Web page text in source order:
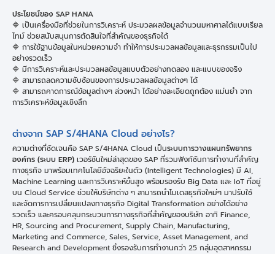
ประโยชน์ของ SAP HANA
🔷 เป็นเครื่องมือที่ช่วยในการวิเคราะห์ ประมวลผลข้อมูลจำนวนมหาศาลได้แบบเรียล
ไทม์ ช่วยสนับสนุนการตัดสินใจที่สำคัญของธุรกิจได้
🔷 การใช้ฐานข้อมูลในหน่วยความจำ ทำให้การประมวลผลข้อมูลและธุรกรรมเป็นไป
อย่างรวดเร็ว
🔷 มีการวิเคราะห์และประมวลผลข้อมูลแบบตัวอย่างทดลอง และแบบของจริง
🔷 สามารถลดความซับซ้อนของการประมวลผลข้อมูลต่างๆ ได้
🔷 สามารถคาดการณ์ข้อมูลต่างๆ ล่วงหน้า ได้อย่างละเอียดถูกต้อง แม่นยำ จาก
การวิเคราะห์ข้อมูลเชิงลึก
ต่างจาก SAP S/4HANA Cloud อย่างไร?
ความต่างที่ชัดเจนคือ SAP S/4HANA Cloud เป็นระบบการวางแผนทรัพยากร
องค์กร (ระบบ ERP) เวอร์ชันใหม่ล่าสุดของ SAP ที่รวมฟังก์ชันการทำงานที่สำคัญ
ทางธุรกิจ มาพร้อมเทคโนโลยีอัจฉริยะในตัว (Intelligent Technologies) มี AI,
Machine Learning และการวิเคราะห์ขั้นสูง พร้อมรองรับ Big Data และ IoT ที่อยู่
บน Cloud Service ช่วยให้บริษัทต่าง ๆ สามารถนำโมเดลธุรกิจใหม่ๆ มาปรับใช้
และจัดการการเปลี่ยนแปลงทางธุรกิจ Digital Transformation อย่างได้อย่าง
รวดเร็ว และครอบคลุมกระบวนการทางธุรกิจที่สำคัญของบริษัท อาทิ Finance,
HR, Sourcing and Procurement, Supply Chain, Manufacturing,
Marketing and Commerce, Sales, Service, Asset Management, and
Research and Development ซึ่งรองรับการทำงานกว่า 25 กลุ่มอุตสาหกรรม